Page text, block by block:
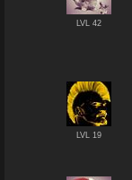
LVL 42
LVL 19